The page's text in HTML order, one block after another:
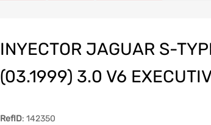
INYECTOR JAGUAR S-
(03.1999) 3.0 V6
RefID: 142350